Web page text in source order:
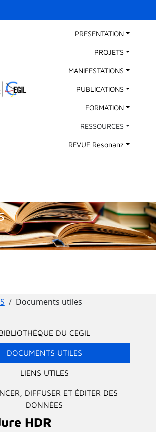
Main Navigation
PRESENTATION
PROJETS
MANIFESTATIONS
PUBLICATIONS
FORMATION
RESSOURCES
REVUE Resonanz
Documents utiles
BIBLIOTHÈQUE DU CEGIL
DOCUMENTS UTILES
LIENS UTILES
DIFFUSER ET ÉDITER DES
DONNÉES
HDR
des cookies